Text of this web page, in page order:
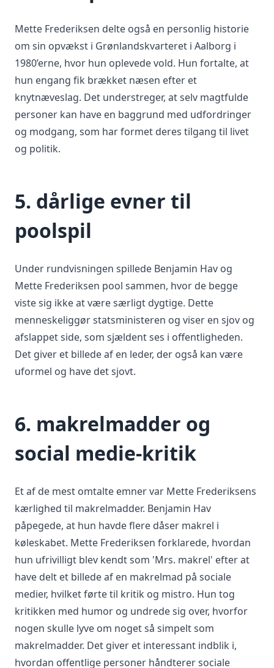
Mette Frederiksen delte også en personlig historie
om sin opvækst i Grønlandskvarteret i Aalborg i
1980’erne, hvor hun oplevede vold. Hun fortalte, at
hun engang fik brækket næsen efter et
knytnæveslag. Det understreger, at selv magtfulde
personer kan have en baggrund med udfordringer
og modgang, som har formet deres tilgang til livet
og politik.
5. dårlige evner til
poolspil
Under rundvisningen spillede Benjamin Hav og
Mette Frederiksen pool sammen, hvor de begge
viste sig ikke at være særligt dygtige. Dette
menneskeliggør statsministeren og viser en sjov og
afslappet side, som sjældent ses i offentligheden.
Det giver et billede af en leder, der også kan være
uformel og have det sjovt.
6. makrelmadder og
social medie-kritik
Et af de mest omtalte emner var Mette Frederiksens
kærlighed til makrelmadder. Benjamin Hav
påpegede, at hun havde flere dåser makrel i
køleskabet. Mette Frederiksen forklarede, hvordan
hun ufrivilligt blev kendt som 'Mrs. makrel' efter at
have delt et billede af en makrelmad på sociale
medier, hvilket førte til kritik og mistro. Hun tog
kritikken med humor og undrede sig over, hvorfor
nogen skulle lyve om noget så simpelt som
makrelmadder. Det giver et interessant indblik i,
hvordan offentlige personer håndterer sociale